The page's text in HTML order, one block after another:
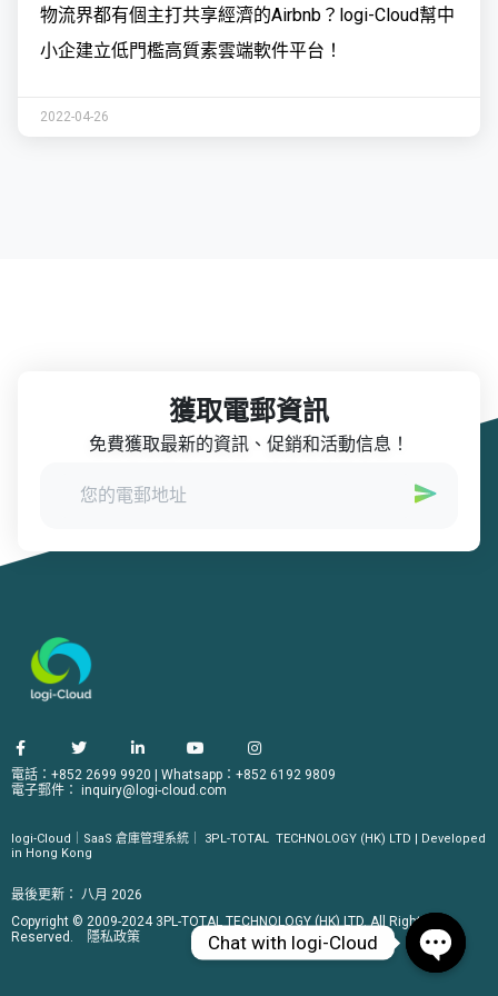
物流界都有個主打共享經濟的Airbnb？logi-Cloud幫中
小企建立低門檻高質素雲端軟件平台！
2022-04-26
獲取電郵資訊
免費獲取最新的資訊、促銷和活動信息！
logi-Cloud｜SaaS 倉庫管理系統｜ 3PL-TOTAL
TECHNOLOGY (HK) LTD | Developed
in Hong Kong
最後更新： 八月 2026
Copyright © 2009-2024 3PL-TOTAL TECHNOLOGY (HK) LTD. All Rights
Reserved.
隱私政策
電話：+852 2699 9920 | Whatsapp：+852 6192 9809
電子郵件： inquiry@logi-cloud.com
Chat with logi-Cloud